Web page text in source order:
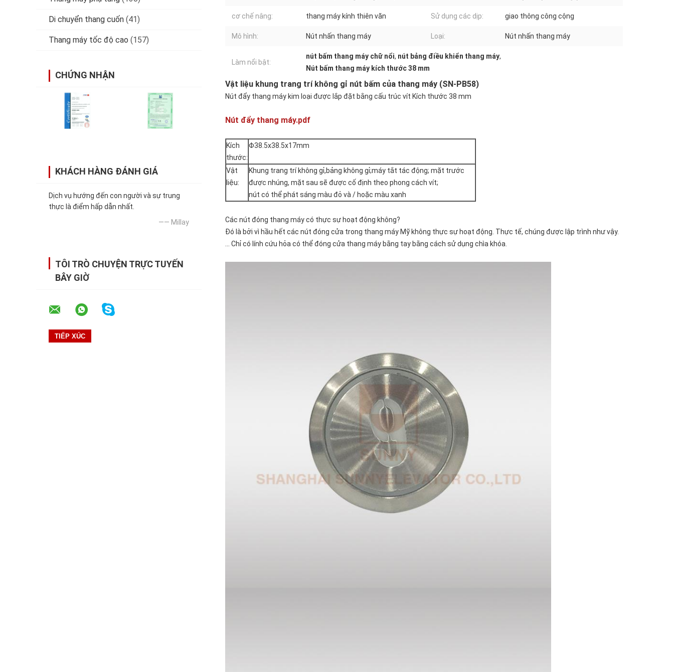
Di chuyển thang cuốn (41)
Thang máy tốc độ cao (157)
CHỨNG NHẬN
KHÁCH HÀNG ĐÁNH GIÁ
Dịch vụ hướng đến con người và sự trung
thực là điểm hấp dẫn nhất.
—— Millay
TÔI TRÒ CHUYỆN TRỰC TUYẾN
BÂY GIỜ
cơ chế nâng: thang máy kính thiên văn Sử dụng các dịp: giao thông công cộng
Mô hình: Nút nhấn thang máy Loại: Nút nhấn thang máy
Làm nổi bật:
nút bấm thang máy chữ nổi, nút bảng điều khiển thang máy,
Nút bấm thang máy kích thước 38 mm
Vật liệu khung trang trí không gỉ nút bấm của thang máy (SN-PB58)
Nút đẩy thang máy kim loại được lắp đặt bằng cấu trúc vít Kích thước 38 mm
Nút đẩy thang máy.pdf
Kích
thước:
Φ38.5x38.5x17mm
Vật
liệu:
Khung trang trí không gỉ,bảng không gỉ;máy tắt tác động; mặt trước
được nhúng, mặt sau sẽ được cố định theo phong cách vít;
nút có thể phát sáng màu đỏ và / hoặc màu xanh
Các nút đóng thang máy có thực sự hoạt động không?
Đó là bởi vì hầu hết các nút đóng cửa trong thang máy Mỹ không thực sự hoạt động. Thực tế, chúng được lập trình như vậy.
... Chỉ có lính cứu hỏa có thể đóng cửa thang máy bằng tay bằng cách sử dụng chìa khóa.